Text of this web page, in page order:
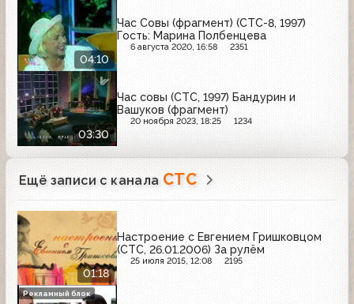
04:10
Час Совы (фрагмент) (СТС-8, 1997)
Гость: Марина Полбенцева
6 августа 2020, 16:58 2351
03:30
Час совы (СТС, 1997) Бандурин и
Вашуков (фрагмент)
20 ноября 2023, 18:25 1234
Ещё записи с канала СТС
01:18
Настроение с Евгением Гришковцом
(СТС, 26.01.2006) За рулём
25 июля 2015, 12:08 2195
Рекламный блок